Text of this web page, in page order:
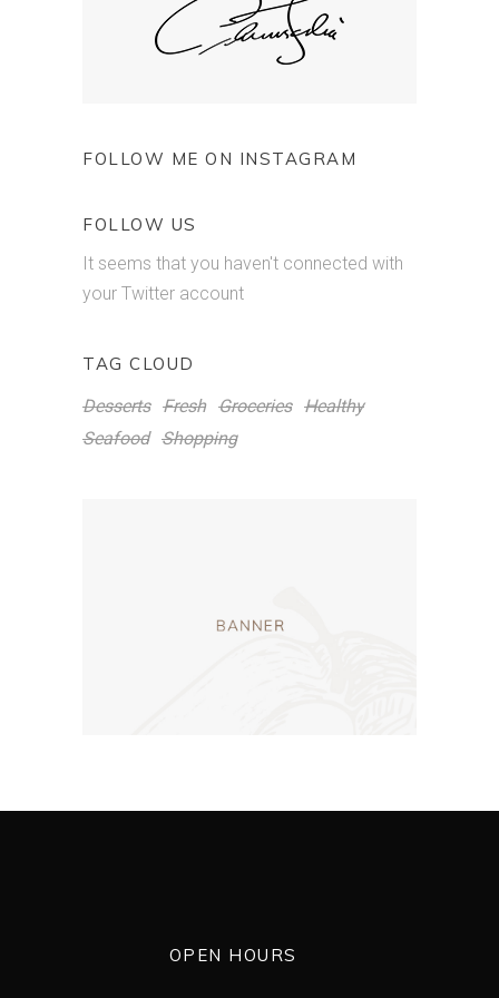
FOLLOW ME ON INSTAGRAM
FOLLOW US
It seems that you haven't connected with
your Twitter account
TAG CLOUD
Desserts Fresh Groceries Healthy
Seafood Shopping
OPEN HOURS